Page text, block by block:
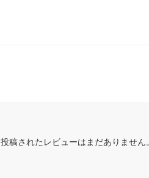
投稿されたレビューはまだありません。